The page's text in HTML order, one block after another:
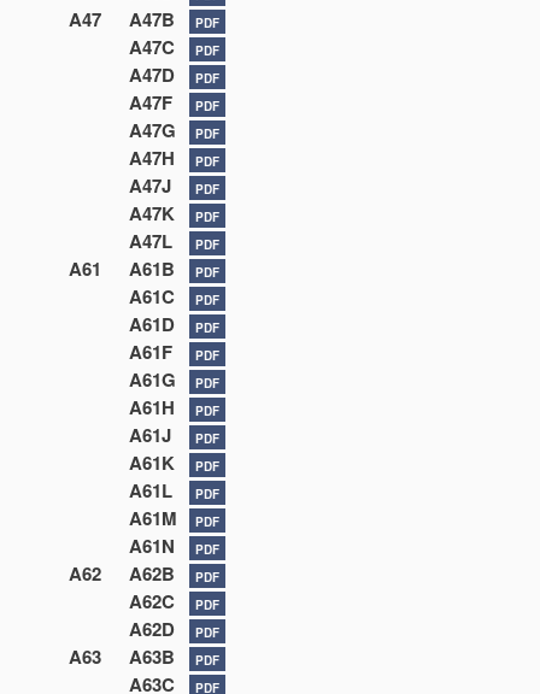
A47 A47B PDF
A47C PDF
A47D PDF
A47F PDF
A47G PDF
A47H PDF
A47J PDF
A47K PDF
A47L PDF
A61 A61B PDF
A61C PDF
A61D PDF
A61F PDF
A61G PDF
A61H PDF
A61J PDF
A61K PDF
A61L PDF
A61M PDF
A61N PDF
A62 A62B PDF
A62C PDF
A62D PDF
A63 A63B PDF
A63C PDF